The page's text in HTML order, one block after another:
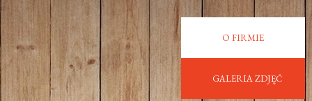
O FIRMIE
GALERIA ZDJĘĆ